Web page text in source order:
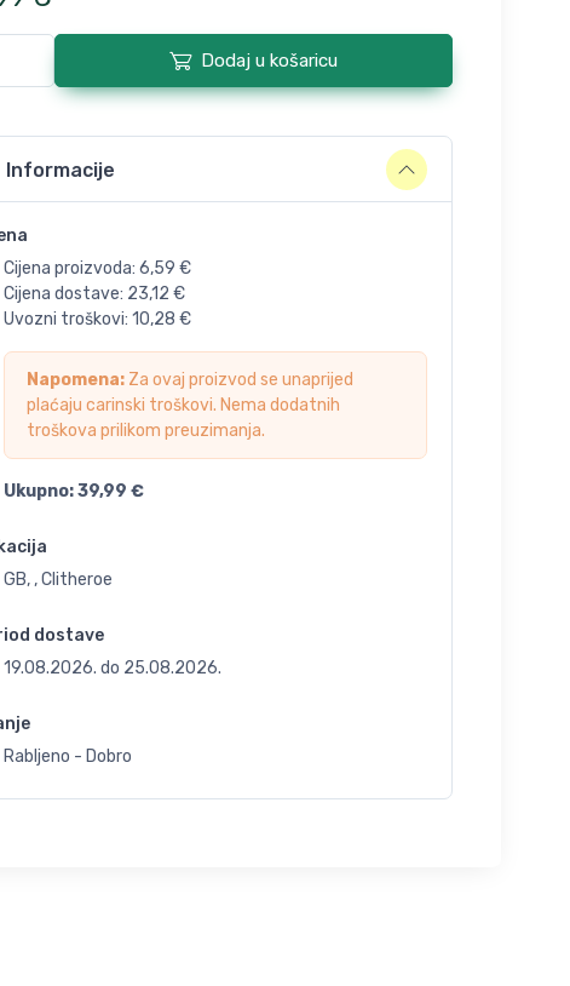
Dodaj u košaricu
Informacije
Cijena proizvoda: 6,59 €
Cijena dostave: 23,12 €
Uvozni troškovi: 10,28 €
Napomena:Za ovaj proizvod se unaprijed
plaćaju carinski troškovi. Nema dodatnih
troškova prilikom preuzimanja.
Ukupno:39,99 €
GB, , Clitheroe
dostave
19.08.2026. do 25.08.2026.
Rabljeno - Dobro